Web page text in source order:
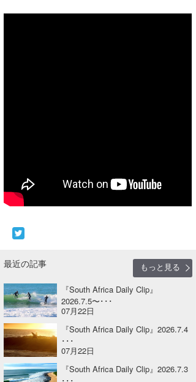
最近の記事
もっと見る
『South Africa Daily Clip』
2026.7.5〜･･･
07月22日
『South Africa Daily Clip』2026.7.4
･･･
07月22日
『South Africa Daily Clip』2026.7.3
Yoshiyuki Obata
arukasvision
WAVAL
中浦“JET”章
嵯峨明日香
NOBUFUKU
大野”MAR”修聖
喜納海人
☆加藤
+☆maki☆+
G◎Da
H
KID
波伝説